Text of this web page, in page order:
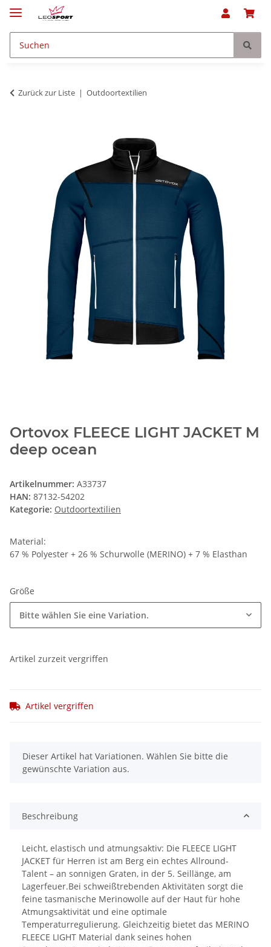
Zurück zur Liste Outdoortextilien
Ortovox FLEECE LIGHT JACKET M
deep ocean
Artikelnummer: A33737
HAN: 87132-54202
Kategorie: Outdoortextilien
Material:
67 % Polyester + 26 % Schurwolle (MERINO) + 7 % Elasthan
Größe
Bitte wählen Sie eine Variation.
Artikel zurzeit vergriffen
Artikel vergriffen
x
Dieser Artikel hat Variationen. Wählen Sie bitte die
gewünschte Variation aus.
Beschreibung
Leicht, elastisch und atmungsaktiv: Die FLEECE LIGHT
JACKET für Herren ist am Berg ein echtes Allround-
Talent – an sonnigen Graten, in der 5. Seillänge, am
Lagerfeuer.Bei schweißtrebenden Aktivitäten sorgt die
feine tasmanische Merinowolle auf der Haut für hohe
Atmungsaktivität und eine optimale
Temperaturregulierung. Gleichzeitig bietet das MERINO
FLEECE LIGHT Material dank seines hohen